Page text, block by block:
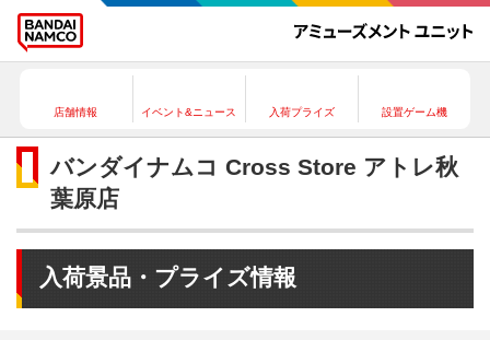
店舗情報 イベント&ニュース 入荷プライズ 設置ゲーム機
バンダイナムコ Cross Store アトレ秋
葉原店
入荷景品・プライズ情報